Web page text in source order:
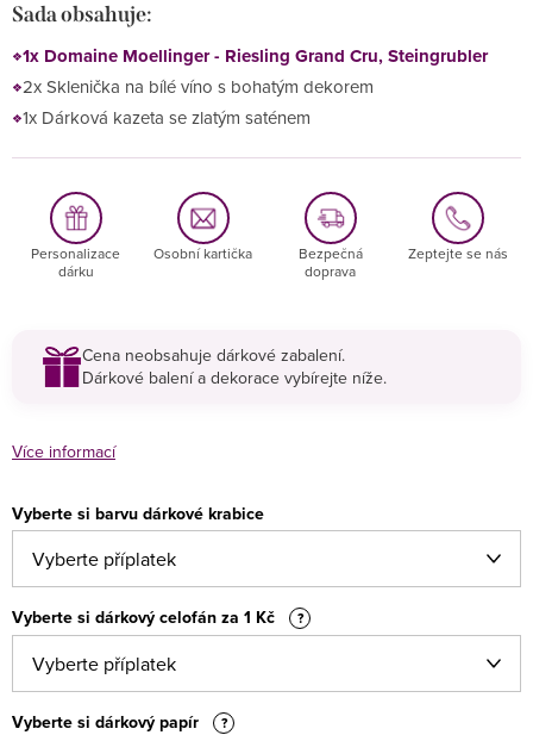
Sada obsahuje:
1x Domaine Moellinger - Riesling Grand Cru, Steingrubler
2x Sklenička na bílé víno s bohatým dekorem
1x Dárková kazeta se zlatým saténem
Personalizace
dárku
Osobní kartička
Bezpečná
doprava
Zeptejte se nás
Cena neobsahuje dárkové zabalení.
Dárkové balení a dekorace vybírejte níže.
Více informací
Vyberte si barvu dárkové krabice
Vyberte si dárkový celofán za 1 Kč ?
Vyberte si dárkový papír ?